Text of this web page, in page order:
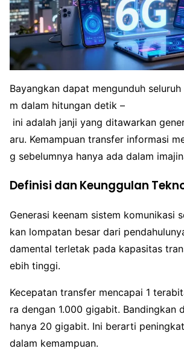
Bayangkan dapat mengunduh
m dalam hitungan detik –
ini adalah janji yang ditawarkan
aru. Kemampuan transfer informasi
g sebelumnya hanya ada dalam
Definisi dan Keunggulan
Generasi keenam sistem komunikasi
kan lompatan besar dari
damental terletak pada kapasitas
ebih tinggi.
Kecepatan transfer mencapai 1
ra dengan 1.000 gigabit. Bandingkan
hanya 20 gigabit. Ini berarti
dalam kemampuan.